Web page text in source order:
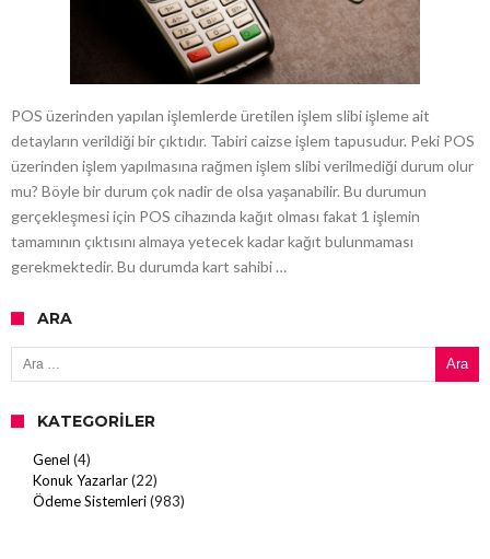
POS üzerinden yapılan işlemlerde üretilen işlem slibi işleme ait
detayların verildiği bir çıktıdır. Tabiri caizse işlem tapusudur. Peki POS
üzerinden işlem yapılmasına rağmen işlem slibi verilmediği durum olur
mu? Böyle bir durum çok nadir de olsa yaşanabilir. Bu durumun
gerçekleşmesi için POS cihazında kağıt olması fakat 1 işlemin
tamamının çıktısını almaya yetecek kadar kağıt bulunmaması
gerekmektedir. Bu durumda kart sahibi …
ARA
Arama:
KATEGORILER
Genel (4)
Konuk Yazarlar(22)
Ödeme Sistemleri(983)